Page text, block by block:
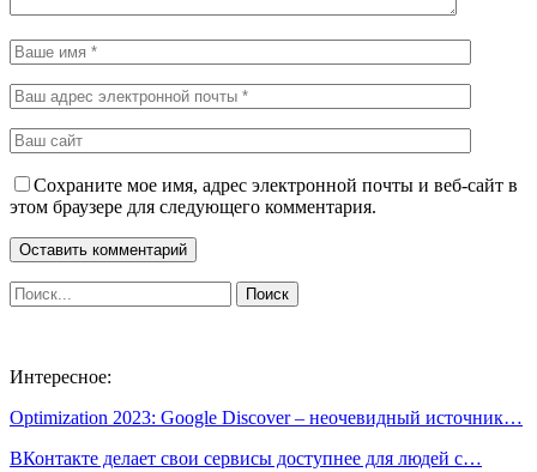
Сохраните мое имя, адрес электронной почты и веб-сайт в
этом браузере для следующего комментария.
Интересное:
Optimization 2023: Google Discover – неочевидный источник…
ВКонтакте делает свои сервисы доступнее для людей с…